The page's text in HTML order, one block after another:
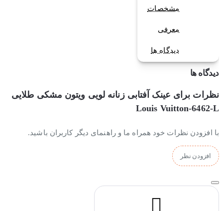
مشخصات
معرفی
دیدگاه ها
دیدگاه ها
نظرات برای عینک آفتابی زنانه لویی ویتون مشکی طلایی
Louis Vuitton-6462-L
با افزودن نظرات خود همراه ما و راهنمای دیگر کاربران باشید.
افزودن نظر